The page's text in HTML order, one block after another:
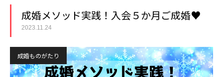
成婚メソッド実践！入会５か月ご成婚♥
2023.11.24
成婚ものがたり